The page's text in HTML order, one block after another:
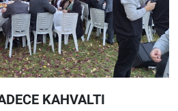
KAHVALTI